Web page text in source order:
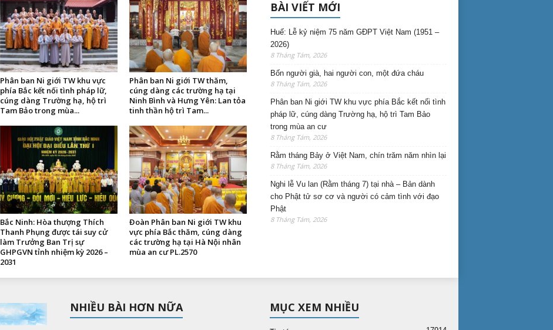
Phân ban Ni giới TW khu vực
phía Bắc kết nối tình pháp lữ,
cúng dàng Trường hạ, hộ trì
Tam Bảo trong mùa...
Phân ban Ni giới TW thăm,
cúng dàng các trường hạ tại
Ninh Bình và Hưng Yên: Lan tỏa
tinh thần hộ trì Tam...
Bắc Ninh: Hòa thượng Thích
Thanh Phụng được tái suy cử
làm Trưởng Ban Trị sự
GHPGVN tỉnh nhiệm kỳ 2026 –
2031
Đoàn Phân ban Ni giới TW khu
vực phía Bắc thăm, cúng dàng
các trường hạ tại Hà Nội nhân
mùa an cư PL.2570
BÀI VIẾT MỚI
Huế: Lễ kỷ niệm 75 năm GĐPT Việt Nam (1951 –
2026)
8 Tháng Tám, 2026
Bốn người già, hai người con, một đứa cháu
8 Tháng Tám, 2026
Phân ban Ni giới TW khu vực phía Bắc kết nối tình
pháp lữ, cúng dàng Trường hạ, hộ trì Tam Bảo
trong mùa an cư
8 Tháng Tám, 2026
Rằm tháng Bảy ở Việt Nam, chín trăm năm nhìn lại
8 Tháng Tám, 2026
Nghi lễ Vu lan (Rằm tháng 7) tại nhà – Bản dành
cho Phật tử sơ cơ và người có cảm tình với đạo
Phật
8 Tháng Tám, 2026
NHIỀU BÀI HƠN NỮA MỤC XEM NHIỀU